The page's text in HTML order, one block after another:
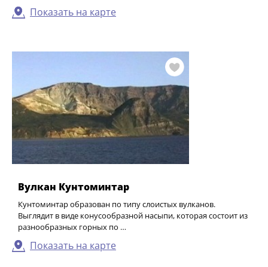
Показать на карте
Вулкан Кунтоминтар
Кунтоминтар образован по типу слоистых вулканов.
Выглядит в виде конусообразной насыпи, которая состоит из
разнообразных горных по …
Показать на карте